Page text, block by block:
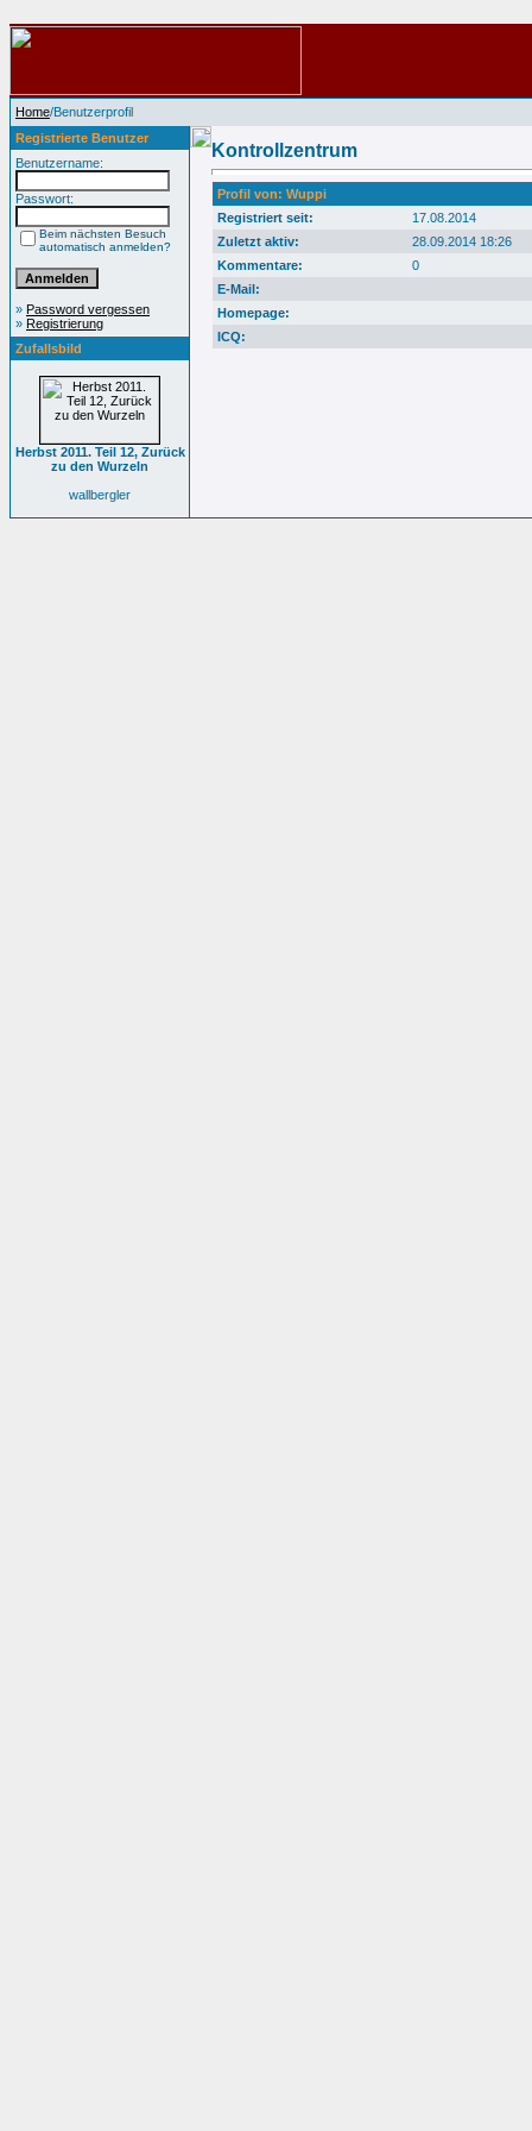
Home/Benutzerprofil
Registrierte Benutzer
Benutzername:
Passwort:
Beim nächsten Besuch
automatisch anmelden?
» Password vergessen
» Registrierung
Zufallsbild
Herbst 2011. Teil 12, Zurück
zu den Wurzeln
wallbergler
Kontrollzentrum
Profil von: Wuppi
Registriert seit:
17.08.2014
Zuletzt aktiv:
28.09.2014 18:26
Kommentare:
0
E-Mail:
Homepage:
ICQ: